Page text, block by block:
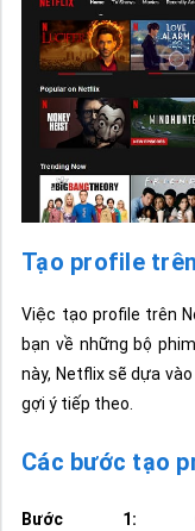
Tạo profile
Việc tạo profile trên
bạn về những bộ
này, Netflix sẽ dựa
gợi ý tiếp theo.
Các bước tạo
Bước 1: